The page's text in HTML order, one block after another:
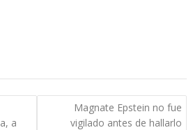
a
Magnate Epstein no fue
vigilado antes de hallarlo